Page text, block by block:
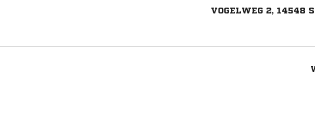
VOGELWEG 2, 14548